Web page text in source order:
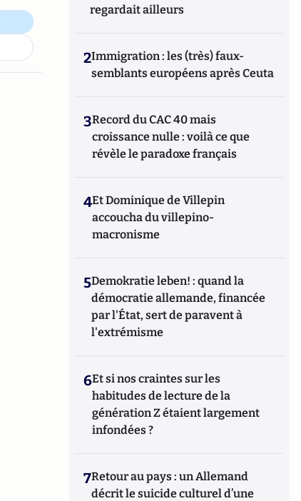
regardait ailleurs
2Immigration : les (très) faux-
semblants européens après Ceuta
3Record du CAC 40 mais
croissance nulle : voilà ce que
révèle le paradoxe français
4Et Dominique de Villepin
accoucha du villepino-
macronisme
5Demokratie leben! : quand la
démocratie allemande, financée
par l'État, sert de paravent à
l'extrémisme
6Et si nos craintes sur les
habitudes de lecture de la
génération Z étaient largement
infondées ?
7Retour au pays : un Allemand
décrit le suicide culturel d’une